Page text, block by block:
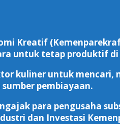
Kreatif
untuk tetap produktif di
kuliner untuk
pembiayaan.
para pengusaha
dan Investasi